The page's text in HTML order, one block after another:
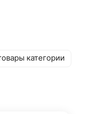
загородных
покрытие
и колебаний
категории